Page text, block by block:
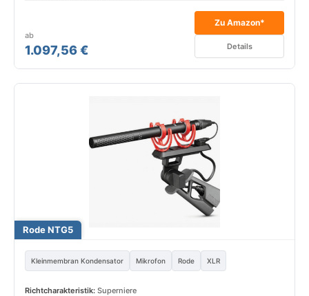
ab
1.097,56 €
Zu Amazon*
Details
Rode NTG5
Kleinmembran Kondensator Mikrofon Rode XLR
Richtcharakteristik: Superniere